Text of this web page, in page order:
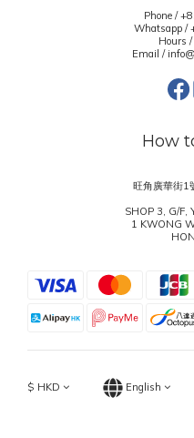
Phone /
Whatsapp /
Hours
Email /
How
旺角廣華街1
SHOP 3, G/F,
1 KWONG
$ HKD English